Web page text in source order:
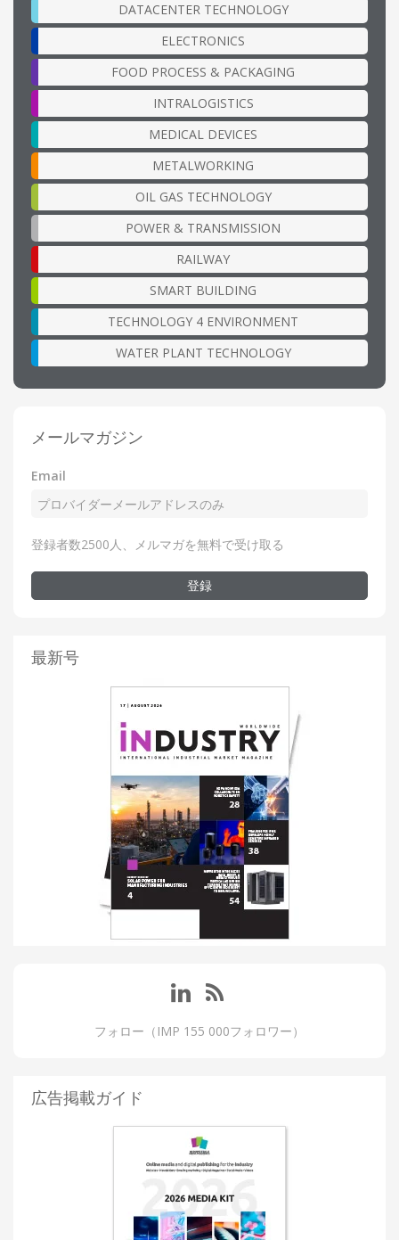
DATACENTER TECHNOLOGY
ELECTRONICS
FOOD PROCESS & PACKAGING
INTRALOGISTICS
MEDICAL DEVICES
METALWORKING
OIL GAS TECHNOLOGY
POWER & TRANSMISSION
RAILWAY
SMART BUILDING
TECHNOLOGY 4 ENVIRONMENT
WATER PLANT TECHNOLOGY
メールマガジン
Email
登録者数2500人、メルマガを無料で受け取る
登録
最新号
フォロー（IMP 155 000フォロワー）
広告掲載ガイド